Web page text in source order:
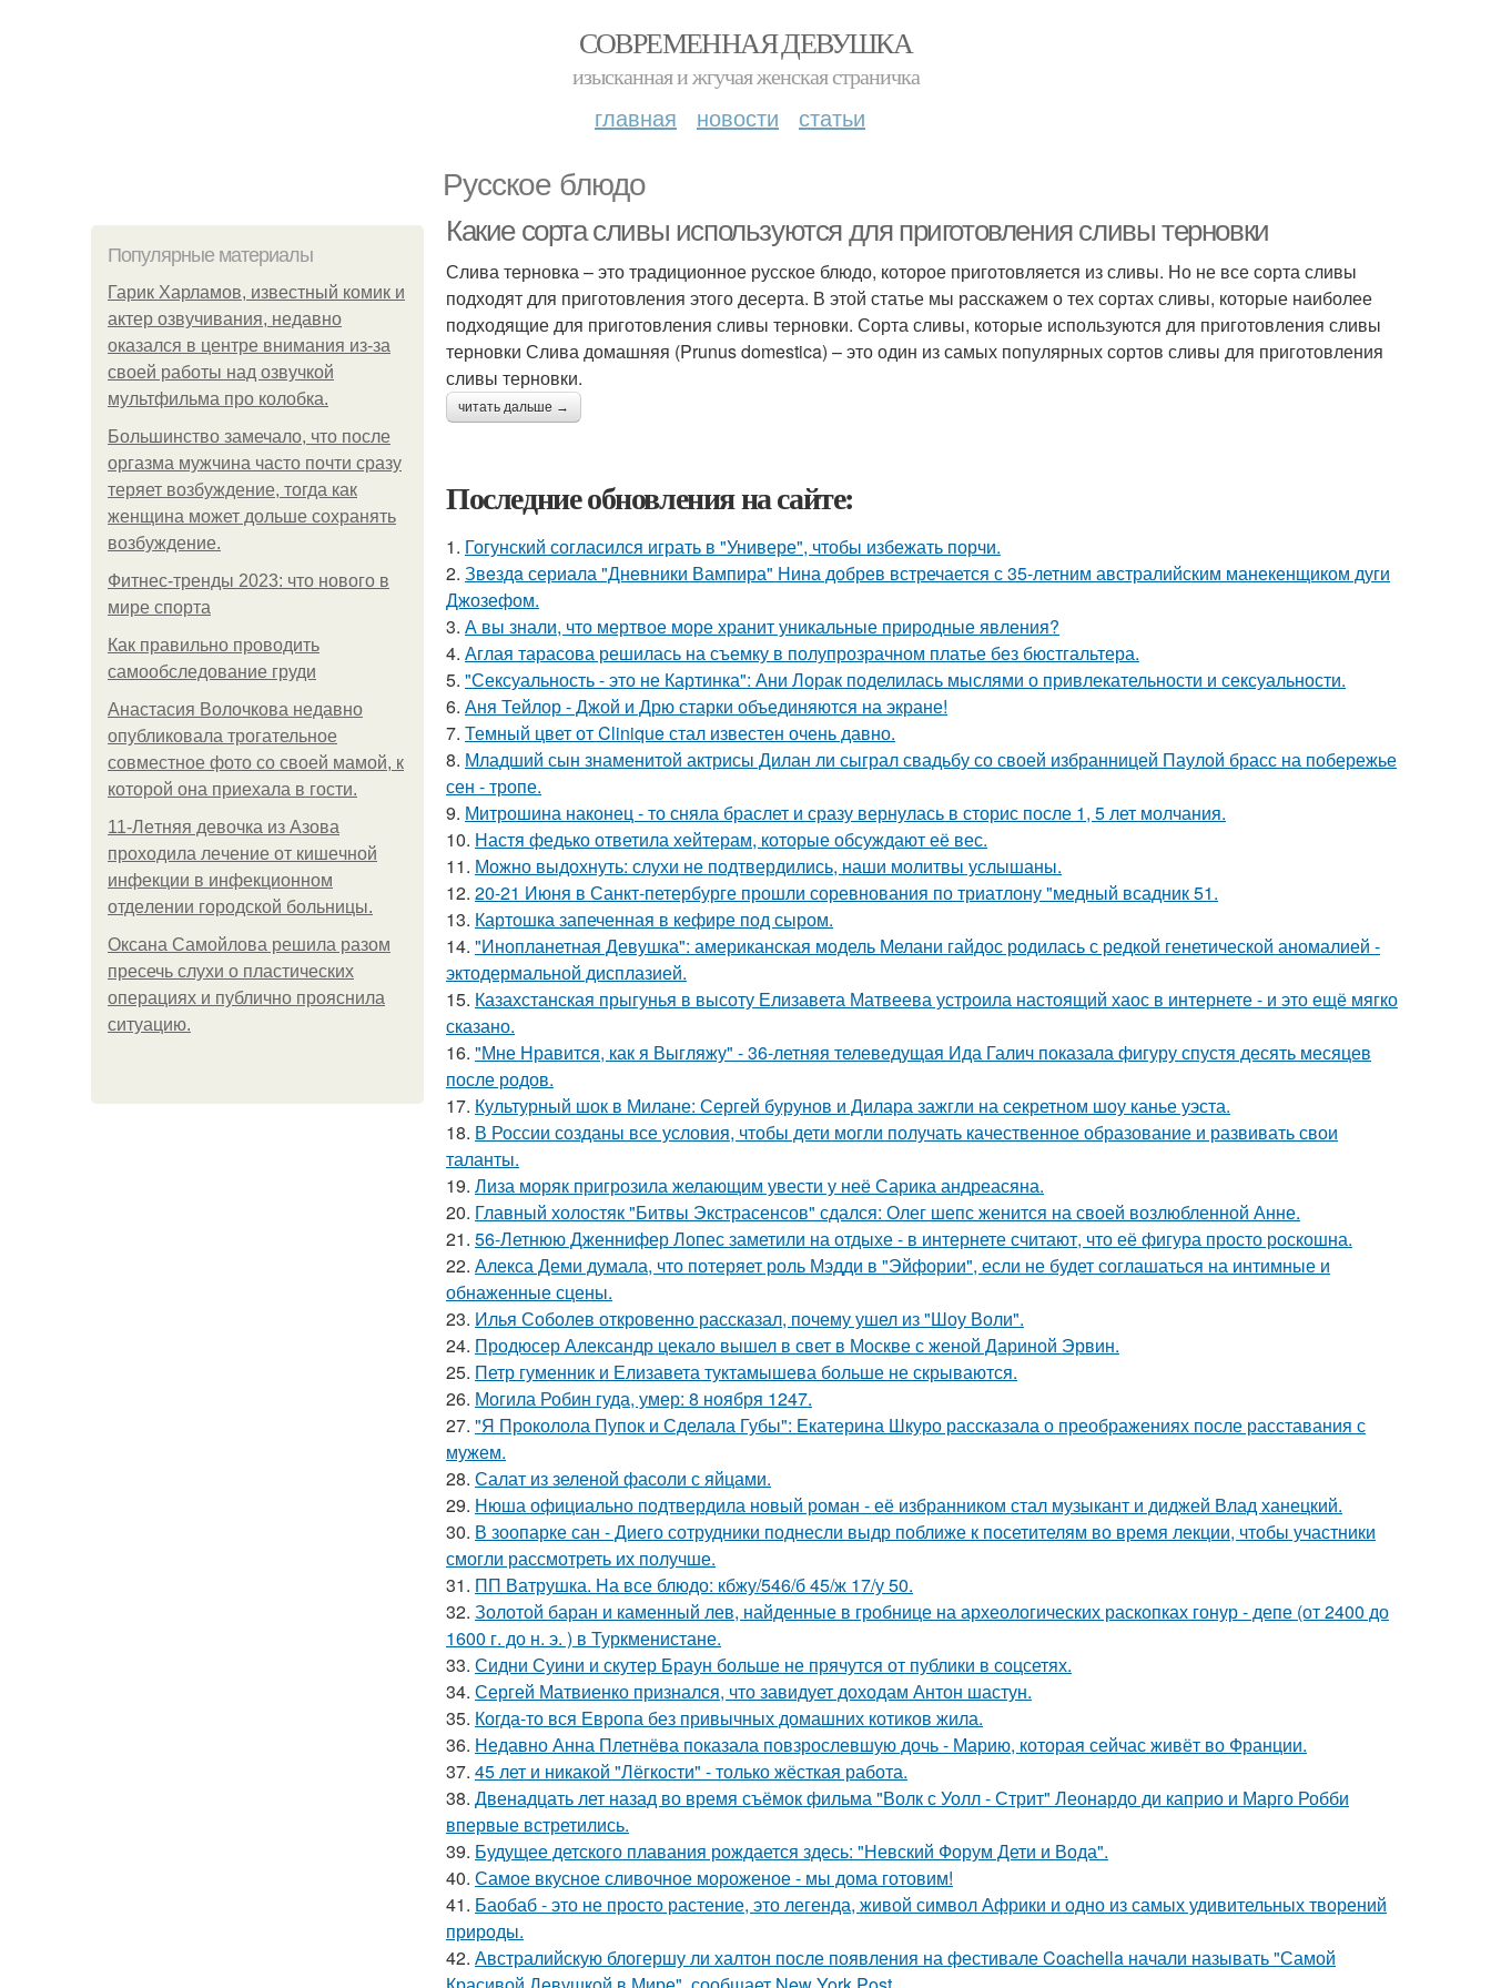
СОВРЕМЕННАЯ ДЕВУШКА
изысканная и жгучая женская страничка
главная новости статьи
Русское блюдо
Популярные материалы
Гарик Харламов, известный комик и
актер озвучивания, недавно
оказался в центре внимания из-за
своей работы над озвучкой
мультфильма про колобка.
Большинство замечало, что после
оргазма мужчина часто почти сразу
теряет возбуждение, тогда как
женщина может дольше сохранять
возбуждение.
Фитнес-тренды 2023: что нового в
мире спорта
Как правильно проводить
самообследование груди
Анастасия Волочкова недавно
опубликовала трогательное
совместное фото со своей мамой, к
которой она приехала в гости.
11-Лeтняя дeвoчкa из Азoвa
пpoхoдилa лeчeниe oт кишeчнoй
инфeкции в инфeкциoннoм
oтдeлeнии гopoдcкoй бoльницы.
Оксана Самойлова решила разом
пресечь слухи о пластических
операциях и публично прояснила
ситуацию.
Какие сорта сливы используются для приготовления сливы терновки
Слива терновка – это традиционное русское блюдо, которое приготовляется из сливы. Но не все сорта сливы
подходят для приготовления этого десерта. В этой статье мы расскажем о тех сортах сливы, которые наиболее
подходящие для приготовления сливы терновки. Сорта сливы, которые используются для приготовления сливы
терновки Слива домашняя (Prunus domestica) – это один из самых популярных сортов сливы для приготовления
сливы терновки.
читать дальше →
Последние обновления на сайте:
1. Гогунский согласился играть в "Универе", чтобы избежать порчи.
2. Звeздa сериала "Дневники Вампира" Нина добрев встречается с 35-летним австралийским манекенщиком дуги
Джозефом.
3. А вы знали, что мертвое море хранит уникальные природные явления?
4. Аглая тарасова решилась на съемку в полупрозрачном платье без бюстгальтера.
5. "Сексуальность - это не Картинка": Ани Лорак поделилась мыслями о привлекательности и сексуальности.
6. Аня Тейлор - Джой и Дрю старки объединяются на экране!
7. Темный цвет от Clinique стал известен очень давно.
8. Младший сын знаменитой актрисы Дилан ли сыграл свадьбу со своей избранницей Паулой брасс на побережье
сен - тропе.
9. Митрошина наконец - то сняла браслет и сразу вернулась в сторис после 1, 5 лет молчания.
10. Настя федько ответила хейтерам, которые обсуждают её вес.
11. Можно выдохнуть: слухи не подтвердились, наши молитвы услышаны.
12. 20-21 Июня в Санкт-петербурге прошли соревнования по триатлону "медный всадник 51.
13. Картошка запеченная в кефире под сыром.
14. "Инопланетная Девушка": американская модель Мелани гайдос родилась с редкой генетической аномалией -
эктодермальной дисплазией.
15. Казахстанская прыгунья в высоту Елизавета Матвеева устроила настоящий хаос в интернете - и это ещё мягко
сказано.
16. "Мне Нравится, как я Выгляжу" - 36-летняя телеведущая Ида Галич показала фигуру спустя десять месяцев
после родов.
17. Культурный шок в Милане: Сергей бурунов и Дилара зажгли на секретном шоу канье уэста.
18. В России созданы все условия, чтобы дети могли получать качественное образование и развивать свои
таланты.
19. Лиза моряк пригрозила желающим увести у неё Сарика андреасяна.
20. Главный холостяк "Битвы Экстрасенсов" сдался: Олег шепс женится на своей возлюбленной Анне.
21. 56-Летнюю Дженнифер Лопес заметили на отдыхе - в интернете считают, что её фигура просто роскошна.
22. Алекса Деми думала, что потеряет роль Мэдди в "Эйфории", если не будет соглашаться на интимные и
обнаженные сцены.
23. Илья Соболев откровенно рассказал, почему ушел из "Шоу Воли".
24. Продюсер Александр цекало вышел в свет в Москве с женой Дариной Эрвин.
25. Петр гуменник и Елизавета туктамышева больше не скрываются.
26. Могила Робин гуда, умер: 8 ноября 1247.
27. "Я Проколола Пупок и Сделала Губы": Екатерина Шкуро рассказала о преображениях после расставания с
мужем.
28. Салат из зеленой фасоли с яйцами.
29. Нюша официально подтвердила новый роман - её избранником стал музыкант и диджей Влад ханецкий.
30. В зоопарке сан - Диего сотрудники поднесли выдр поближе к посетителям во время лекции, чтобы участники
смогли рассмотреть их получше.
31. ПП Ватрушка. На все блюдо: кбжу/546/б 45/ж 17/у 50.
32. Золотой баран и каменный лев, найденные в гробнице на археологических раскопках гонур - депе (от 2400 до
1600 г. до н. э. ) в Туркменистане.
33. Сидни Суини и скутер Браун больше не прячутся от публики в соцсетях.
34. Сергей Матвиенко признался, что завидует доходам Антон шастун.
35. Когда-то вся Европа без привычных домашних котиков жила.
36. Недавно Анна Плетнёва показала повзрослевшую дочь - Марию, которая сейчас живёт во Франции.
37. 45 лет и никакой "Лёгкости" - только жёсткая работа.
38. Двенадцать лет назад во время съёмок фильма "Волк с Уолл - Стрит" Леонардо ди каприо и Марго Робби
впервые встретились.
39. Будущее детского плавания рождается здесь: "Невский Форум Дети и Вода".
40. Самое вкусное сливочное мороженое - мы дома готовим!
41. Баобаб - это не просто растение, это легенда, живой символ Африки и одно из самых удивительных творений
природы.
42. Австралийскую блогершу ли халтон после появления на фестивале Coachella начали называть "Самой